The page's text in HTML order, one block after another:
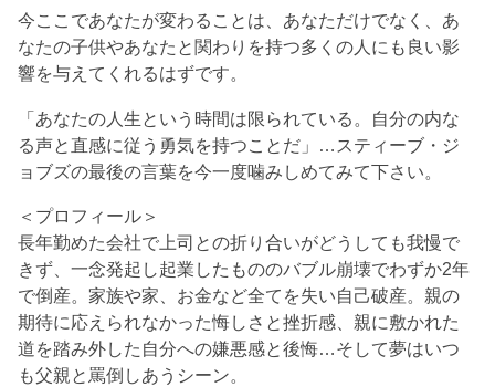
今ここであなたが変わることは、あなただけでなく、あ
なたの子供やあなたと関わりを持つ多くの人にも良い影
響を与えてくれるはずです。
「あなたの人生という時間は限られている。自分の内な
る声と直感に従う勇気を持つことだ」…スティーブ・ジ
ョブズの最後の言葉を今一度噛みしめてみて下さい。
＜プロフィール＞
長年勤めた会社で上司との折り合いがどうしても我慢で
きず、一念発起し起業したもののバブル崩壊でわずか2年
で倒産。家族や家、お金など全てを失い自己破産。親の
期待に応えられなかった悔しさと挫折感、親に敷かれた
道を踏み外した自分への嫌悪感と後悔…そして夢はいつ
も父親と罵倒しあうシーン。